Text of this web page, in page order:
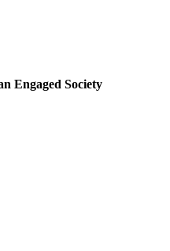
Engaged Society